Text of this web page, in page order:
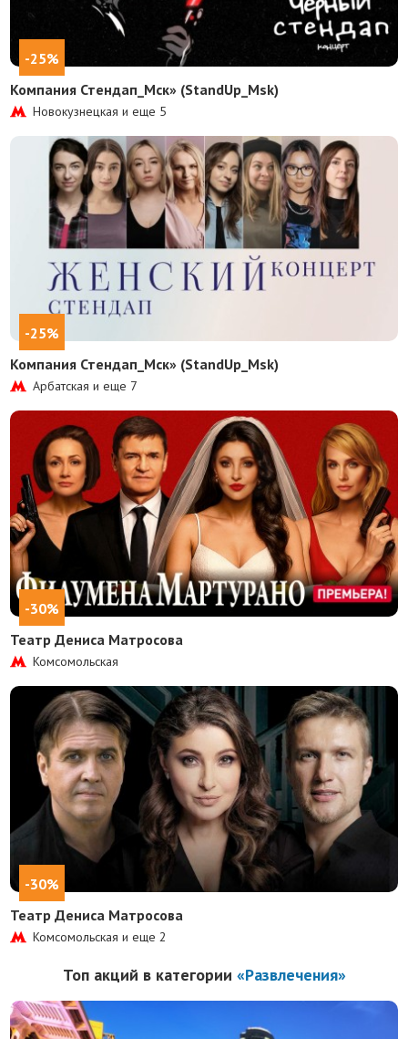
-25%
Компания Стендап_Мск» (StandUp_Msk)
Новокузнецкая и еще 5
-25%
Компания Стендап_Мск» (StandUp_Msk)
Арбатская и еще 7
-30%
Театр Дениса Матросова
Комсомольская
-30%
Театр Дениса Матросова
Комсомольская и еще2
Топ акций в категории «Развлечения»